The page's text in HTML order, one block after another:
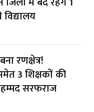
रणक्षेत्र!
3 शिक्षकों की
सरफराज